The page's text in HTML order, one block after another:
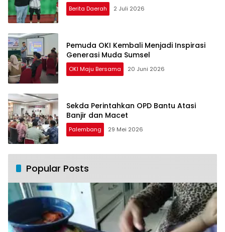
Berita Daerah 2 Juli 2026
Pemuda OKI Kembali Menjadi Inspirasi
Generasi Muda Sumsel
OKI Maju Bersama 20 Juni 2026
Sekda Perintahkan OPD Bantu Atasi
Banjir dan Macet
Palembang 29 Mei 2026
Popular Posts